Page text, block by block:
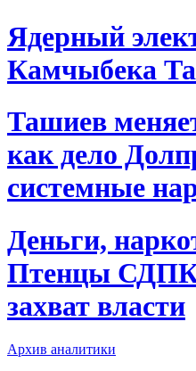
Ядерный
Камчыбека
Ташиев
как дело
системные
Деньги,
Птенцы СДПК
захват власти
Архив аналитики